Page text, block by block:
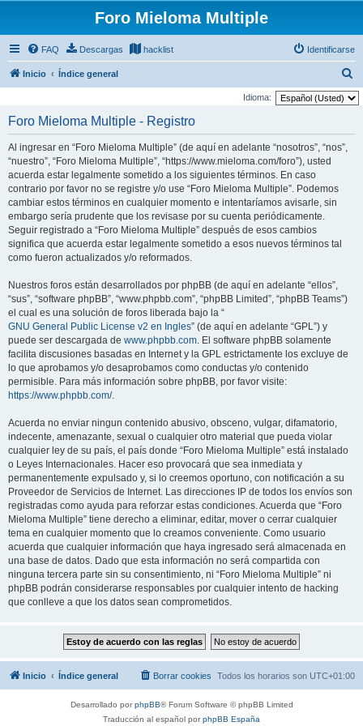
Foro Mieloma Multiple
FAQ Descargas hacklist Identificarse
Inicio Índice general
u
Idioma:
Foro Mieloma Multiple - Registro
Al ingresar en “Foro Mieloma Multiple” (de aquí en adelante “nosotros”, “nos”,
“nuestro”, “Foro Mieloma Multiple”, “https://www.mieloma.com/foro”), usted
acuerda estar legalmente sometido a los siguientes términos. En caso
contrario por favor no se registre y/o use “Foro Mieloma Multiple”. Podemos
cambiar estos términos en cualquier momento e intentaríamos avisarle, sin
embargo sería prudente que los revisase por su cuenta periódicamente.
Seguir registrado a “Foro Mieloma Multiple” después de esos cambios
significa que acuerda estar legalmente sometido a esos nuevos términos tal
como fueron actualizados y/o reformados.
Nuestros foros están desarrollados por phpBB (de aquí en adelante “ellos”,
“sus”, “software phpBB”, “www.phpbb.com”, “phpBB Limited”, “phpBB Teams”)
el cual es una solución de foros liberada bajo la “
GNU General Public License v2 en Ingles” (de aquí en adelante “GPL”) y
puede ser descargada de www.phpbb.com. El software phpBB solamente
facilita discusiones basadas en Internet y la GPL estrictamente los excluye de
lo que aprobamos y/o desaprobamos como conductas y/o contenido
permisible. Para más información sobre phpBB, por favor visite:
https://www.phpbb.com/.
Acuerda no enviar ningun contenido abusivo, obsceno, vulgar, difamatorio,
indecente, amenazante, sexual o cualquier otro material que pueda violar
cualquier ley de su país, el país donde “Foro Mieloma Multiple” está instalado
o Leyes Internacionales. Hacer eso provocará que sea inmediata y
permanentemente expulsado y, si lo creemos oportuno, con notificación a su
Proveedor de Servicios de Internet. Las direcciones IP de todos los envíos son
registradas como ayuda para reforzar estas condiciones. Acuerda que “Foro
Mieloma Multiple” tiene derecho a eliminar, editar, mover o cerrar cualquier
tema en cualquier momento que lo creamos conveniente. Como usuario
acuerda que cualquier información que haya ingresado será almacenada en
una base de datos. Dado que esta información no será compartida con
ninguna tercera parte sin su consentimiento, ni “Foro Mieloma Multiple” ni
phpBB podrán considerarse responsables por cualquier intento de hacking
que conlleve a que los datos sean comprometidos.
Inicio Índice general Todos los horarios son UTC+01:00
Borrar cookies
Desarrollado porphpBB® Forum Software © phpBB Limited
Traducción al español porphpBB España